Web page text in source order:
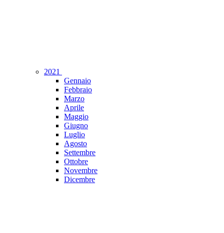
2021
Gennaio
Febbraio
Marzo
Aprile
Maggio
Giugno
Luglio
Agosto
Settembre
Ottobre
Novembre
Dicembre